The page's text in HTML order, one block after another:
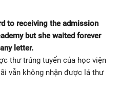
to receiving the admission
but she waited forever
letter.
thư trúng tuyển của học viện
vẫn không nhận được lá thư